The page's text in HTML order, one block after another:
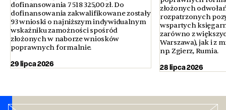
dofinansowania 7 518 325,00 zł. Do
dofinansowania zakwalifikowane zostały
93 wnioski o najniższym indywidualnym
wskaźniku zamożności spośród
złożonych w naborze wniosków
poprawnych formalnie.
29 lipca 2026
złożonych
rozpatrzonych
wspartych
zarówno z
Warszawa), jak i z
np. Zgierz, Rumia.
28 lipca 2026